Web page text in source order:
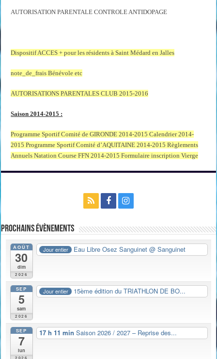
AUTORISATION PARENTALE CONTROLE ANTIDOPAGE
Dispositif ACCES + pour les résidents à Saint Médard en Jalles
note_de_frais Bénévole etc
AUTORISATIONS PARENTALES CLUB 2015-2016
Saison 2014-2015 :
Programme Sportif Comité de GIRONDE 2014-2015 Calendrier 2014-
2015 Programme Sportif Comité d’AQUITAINE 2014-2015 Règlements
Annuels Natation Course FFN 2014-2015 Formulaire inscription Vierge
Prochains évènements
AOÛT
30
dim
2026
Jour entier Eau Libre Osez Sanguinet@ Sanguinet
SEP
5
sam
2026
Jour entier 15ème édition du TRIATHLON DE BO...
SEP
7
lun
17 h 11 min Saison 2026 / 2027 – Reprise des...